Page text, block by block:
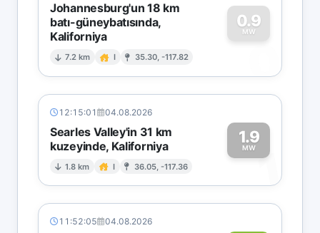
Johannesburg'un 18 km
batı-güneybatısında,
Kaliforniya
7.2 km I 35.30, -117.82
0.9
MW
0
12:15:01 04.08.2026
Searles Valley'in 31 km
kuzeyinde, Kaliforniya
1.8 km I 36.05, -117.36
1.9
MW1
11:52:05 04.08.2026